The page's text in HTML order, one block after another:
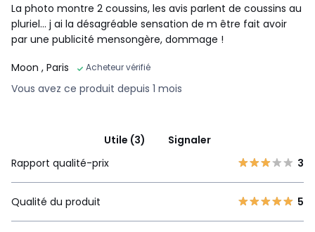
La photo montre 2 coussins, les avis parlent de coussins au
pluriel… j ai la désagréable sensation de m être fait avoir
par une publicité mensongère, dommage !
Moon , Paris Acheteur vérifié
Vous avez ce produit depuis 1 mois
Utile (3)
Signaler
Rapport qualité-prix
3
Qualité du produit 5